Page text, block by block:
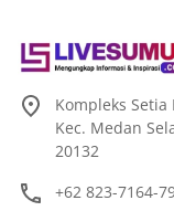
Kompleks
Kec. Medan
20132
+62 823-7164-